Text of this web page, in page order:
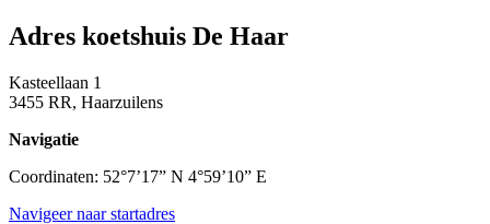
Adres koetshuis De Haar
Kasteellaan 1
3455 RR, Haarzuilens
Navigatie
Coordinaten: 52°7’17” N 4°59’10” E
Navigeer naar startadres